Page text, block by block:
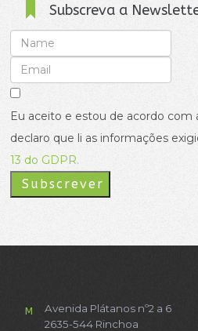
Subscreva a
Eu aceito e estou de acordo com
declaro que li as informações
13 do GDPR.
Subscrever
M
Avenida Plátanos nº2 a 6
2635-544 Rinchoa